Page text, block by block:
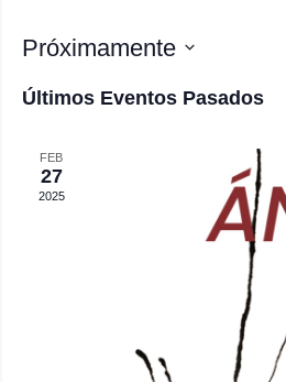
Próximamente
fecha.
Últimos Eventos Pasados
FEB
27
2025